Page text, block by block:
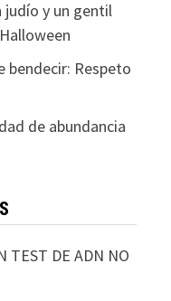
judío y un gentil
bendecir: Respeto
de abundancia
TEST DE ADN NO